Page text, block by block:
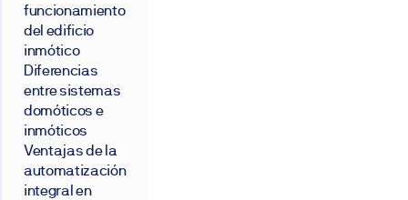
funcionamiento
del edificio
inmótico
Diferencias
entre sistemas
domóticos e
inmóticos
Ventajas de la
automatización
integral en